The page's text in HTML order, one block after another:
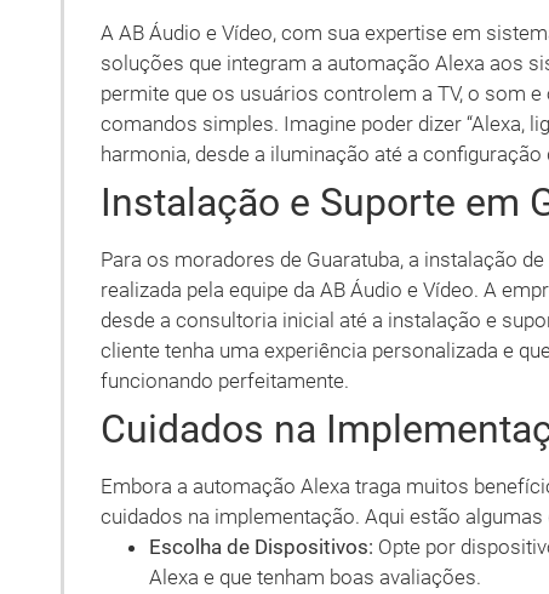
A AB Áudio e Vídeo, com sua expertise em
soluções que integram a automação Alexa aos
permite que os usuários controlem a TV, o som
comandos simples. Imagine poder dizer “Alexa,
harmonia, desde a iluminação até a configuração
Instalação e Suporte em
Para os moradores de Guaratuba, a instalação
realizada pela equipe da AB Áudio e Vídeo. A
desde a consultoria inicial até a instalação e
cliente tenha uma experiência personalizada e
funcionando perfeitamente.
Cuidados na
Embora a automação Alexa traga muitos
cuidados na implementação. Aqui estão algumas
Escolha de Dispositivos: Opte por
Alexa e que tenham boas avaliações.